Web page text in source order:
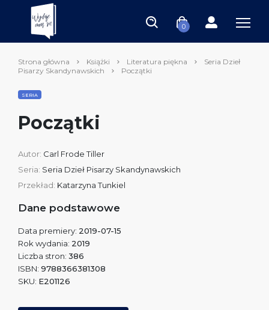
0
Strona główna Książki Literatura piękna
Seria Dzieł
Pisarzy Skandynawskich
Początki
SERIA
Początki
Autor: Carl Frode Tiller
Seria: Seria Dzieł Pisarzy Skandynawskich
Przekład: Katarzyna Tunkiel
Dane podstawowe
Data premiery: 2019-07-15
Rok wydania: 2019
Liczba stron: 386
ISBN: 9788366381308
SKU: E201126